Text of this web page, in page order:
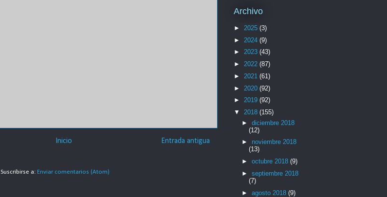
Entrada antigua
Inicio
Suscribirse a: Enviar comentarios (Atom)
Archivo
► 2025 (3)
► 2024 (9)
► 2023 (43)
► 2022 (87)
► 2021 (61)
► 2020 (92)
► 2019 (92)
▼ 2018 (155)
► diciembre 2018
(12)
► noviembre 2018
(13)
► octubre 2018 (9)
► septiembre 2018
(7)
► agosto 2018 (9)